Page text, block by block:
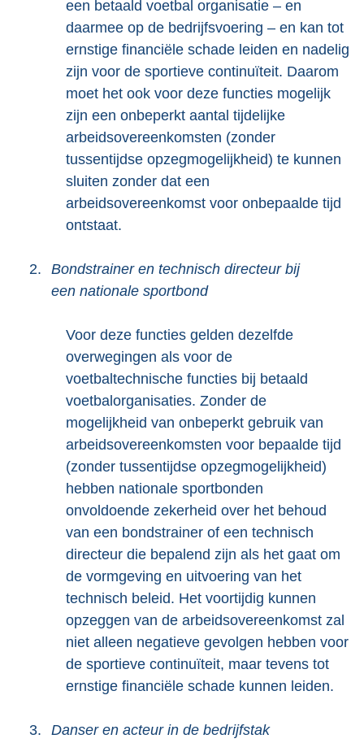
een betaald voetbal organisatie – en
daarmee op de bedrijfsvoering – en kan tot
ernstige financiële schade leiden en nadelig
zijn voor de sportieve continuïteit. Daarom
moet het ook voor deze functies mogelijk
zijn een onbeperkt aantal tijdelijke
arbeidsovereenkomsten (zonder
tussentijdse opzegmogelijkheid) te kunnen
sluiten zonder dat een
arbeidsovereenkomst voor onbepaalde tijd
ontstaat.
2.
Bondstrainer en technisch directeur bij
een nationale sportbond
Voor deze functies gelden dezelfde
overwegingen als voor de
voetbaltechnische functies bij betaald
voetbalorganisaties. Zonder de
mogelijkheid van onbeperkt gebruik van
arbeidsovereenkomsten voor bepaalde tijd
(zonder tussentijdse opzegmogelijkheid)
hebben nationale sportbonden
onvoldoende zekerheid over het behoud
van een bondstrainer of een technisch
directeur die bepalend zijn als het gaat om
de vormgeving en uitvoering van het
technisch beleid. Het voortijdig kunnen
opzeggen van de arbeidsovereenkomst zal
niet alleen negatieve gevolgen hebben voor
de sportieve continuïteit, maar tevens tot
ernstige financiële schade kunnen leiden.
3.
Danser en acteur in de bedrijfstak